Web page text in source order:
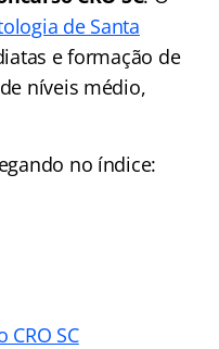
de Santa
e formação de
níveis médio,
no índice:
SC